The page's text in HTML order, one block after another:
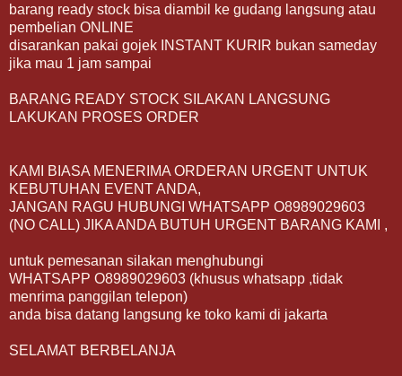
barang ready stock bisa diambil ke gudang langsung atau
pembelian ONLINE
disarankan pakai gojek INSTANT KURIR bukan sameday
jika mau 1 jam sampai
BARANG READY STOCK SILAKAN LANGSUNG
LAKUKAN PROSES ORDER
KAMI BIASA MENERIMA ORDERAN URGENT UNTUK
KEBUTUHAN EVENT ANDA,
JANGAN RAGU HUBUNGI WHATSAPP O8989029603
(NO CALL) JIKA ANDA BUTUH URGENT BARANG KAMI ,
untuk pemesanan silakan menghubungi
WHATSAPP O8989029603 (khusus whatsapp ,tidak
menrima panggilan telepon)
anda bisa datang langsung ke toko kami di jakarta
SELAMAT BERBELANJA